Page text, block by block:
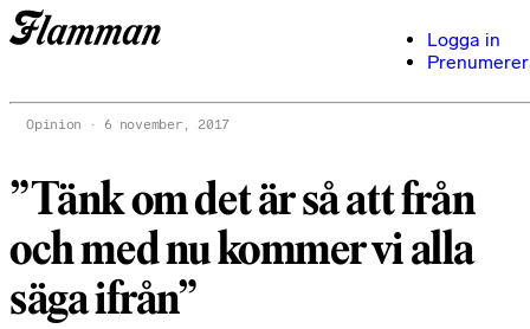
Logga in
Opinion 6 november, 2017
”Tänk om det är så att från
och med nu kommer vi alla
säga ifrån”